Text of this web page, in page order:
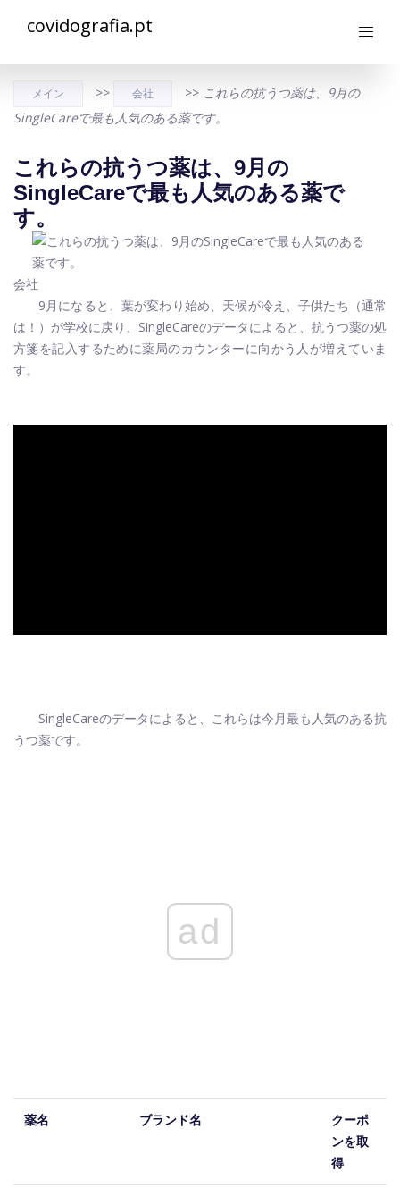
covidografia.pt
メイン >> 会社 >> これらの抗うつ薬は、9月の
SingleCareで最も人気のある薬です。
これらの抗うつ薬は、9月の
SingleCareで最も人気のある薬で
す。
会社
9月になると、葉が変わり始め、天候が冷え、子供たち（通常
は！）が学校に戻り、SingleCareのデータによると、抗うつ薬の処
方箋を記入するために薬局のカウンターに向かう人が増えていま
す。
SingleCareのデータによると、これらは今月最も人気のある抗
うつ薬です。
ad
薬名 ブランド名
クーポ
ンを取
得